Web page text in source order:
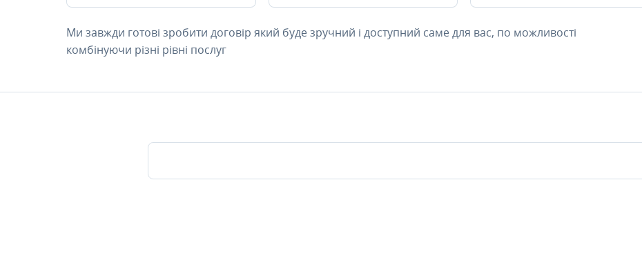
Ми завжди готові зробити договір який буде зручний і доступний саме для вас, по можливості
комбінуючи різні рівні послуг